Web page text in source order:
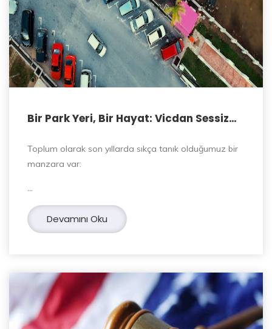
Bir Park Yeri, Bir Hayat: Vicdan Sessiz
Toplum olarak son yıllarda sıkça tanık olduğumuz bir
manzara var:
…
Devamını Oku